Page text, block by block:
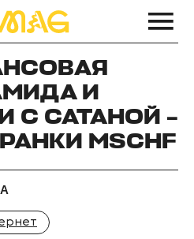
И
С САТАНОЙ –
MSCHF